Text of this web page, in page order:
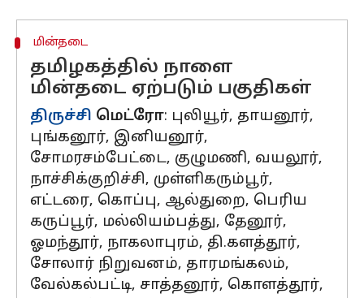
மின்தடை
தமிழகத்தில் நாளை
மின்தடை ஏற்படும் பகுதிகள்
திருச்சி மெட்ரோ: புலியூர், தாயனூர்,
புங்கனூர், இனியனூர்,
சோமரசம்பேட்டை, குழுமணி, வயலூர்,
நாச்சிக்குறிச்சி, முள்ளிகரும்பூர்,
எட்டரை, கொப்பு, ஆல்துறை, பெரிய
கருப்பூர், மல்லியம்பத்து, தேனூர்,
ஓமந்தூர், நாகலாபுரம், தி.களத்தூர்,
சோலார் நிறுவனம், தாரமங்கலம்,
வேல்கல்பட்டி, சாத்தனூர், கொளத்தூர்,